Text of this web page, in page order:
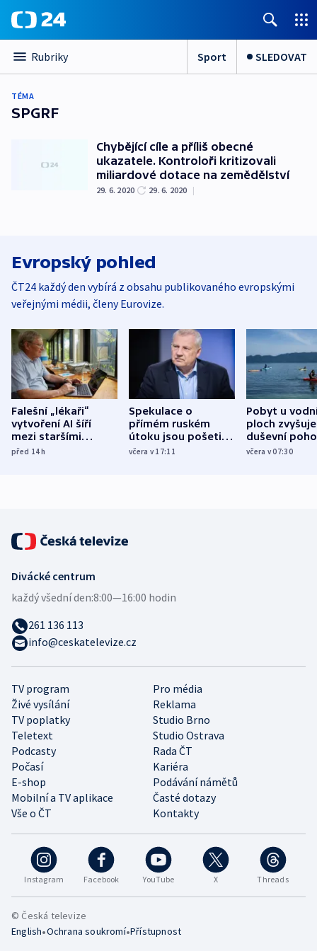
Rubriky Sport SLEDOVAT
TÉMA
SPGRF
Chybějící cíle a příliš obecné
ukazatele. Kontroloři kritizovali
miliardové dotace na zemědělství
29. 6. 2020 29. 6. 2020 |
Evropský pohled
ČT24 každý den vybírá z obsahu publikovaného evropskými
veřejnými médii, členy Eurovize.
Falešní „lékaři“
vytvoření AI šíří
mezi staršími
Poláky nebezpečné
před 14h
Spekulace o
přímém ruském
útoku jsou pošetilé,
míní estonský
včera v 17:11
Pobyt u
ploch zvyšuje
duševní
ukázala
včera v 07:30
Instagram Facebook YouTube X Threads
TV program
Pro média
Živé vysílání
Reklama
TV poplatky
Studio Brno
Teletext
Studio Ostrava
Podcasty
Rada ČT
Počasí
Kariéra
E-shop
Podávání námětů
Mobilní a TV aplikace
Časté dotazy
Vše o ČT
Kontakty
Divácké centrum
každý všední den:8:00—16:00 hodin
261 136 113
info@ceskatelevize.cz
© Česká televize
English•Ochrana soukromí•Přístupnost